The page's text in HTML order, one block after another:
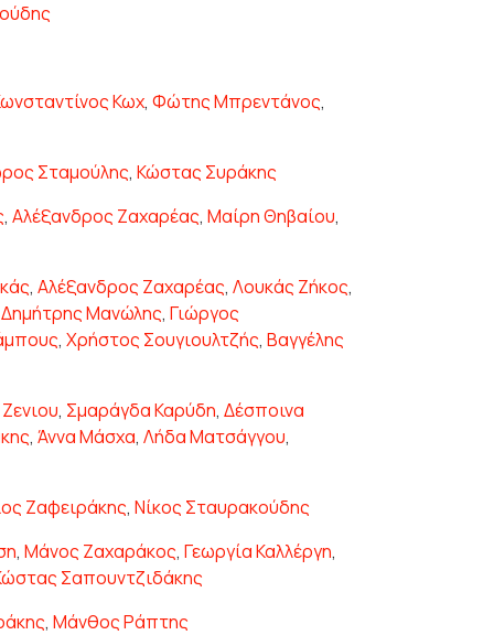
Κωχ, Φώτης Μπρεντάνος,
Σταμούλης, Κώστας Συράκης
, Αλέξανδρος Ζαχαρέας, Μαίρη Θηβαίου,
, Αλέξανδρος Ζαχαρέας, Λουκάς Ζήκος,
Δημήτρης Μανώλης, Γιώργος
, Χρήστος Σουγιουλτζής, Βαγγέλης
, Σμαράγδα Καρύδη, Δέσποινα
, Άννα Μάσχα, Λήδα Ματσάγγου,
Ζαφειράκης, Νίκος Σταυρακούδης
, Μάνος Ζαχαράκος, Γεωργία Καλλέργη,
Σαπουντζιδάκης
, Μάνθος Ράπτης